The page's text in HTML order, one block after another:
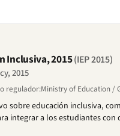
Inclusiva, 2015(IEP 2015)
2015
regulador:Ministry of Education /
sobre educación inclusiva,
integrar a los estudiantes con